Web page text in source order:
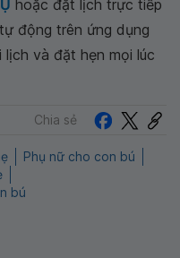
hoặc đặt lịch trực tiếp
động trên ứng dụng
và đặt hẹn mọi lúc
Chia sẻ
Phụ nữ cho con bú
bú